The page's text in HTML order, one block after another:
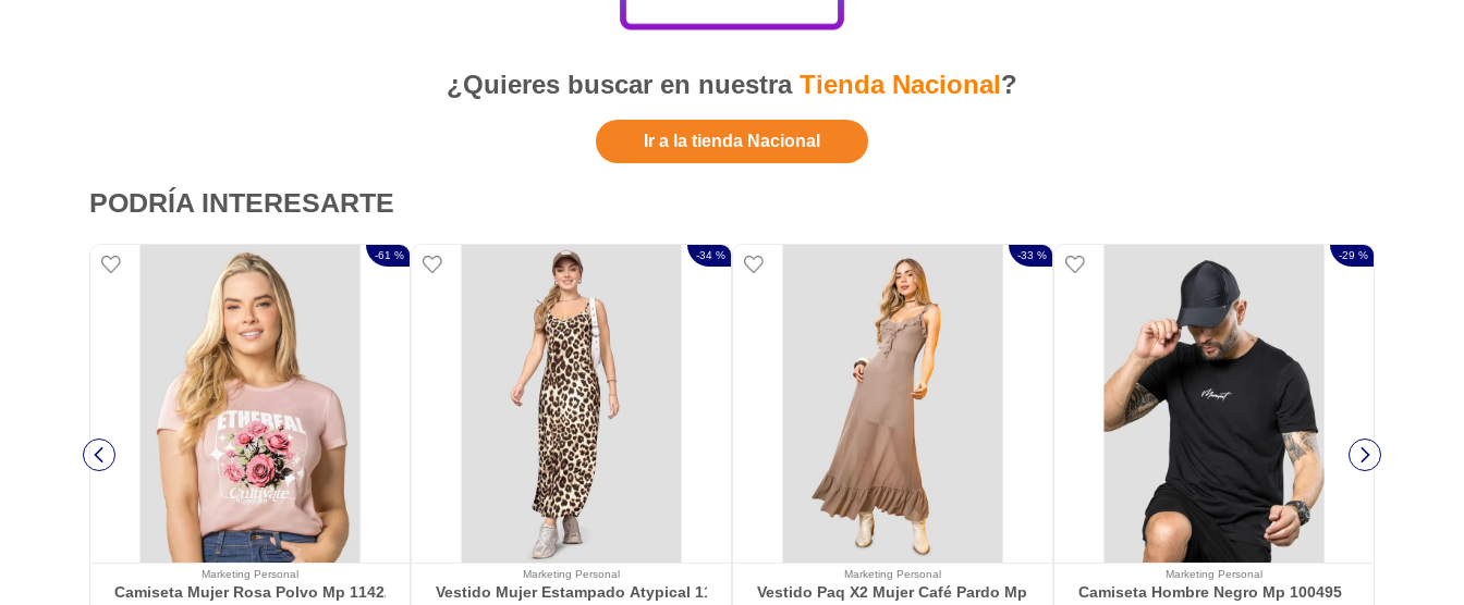
¿Quieres buscar en nuestra Tienda Nacional?
Ir a la tienda Nacional
PODRÍA INTERESARTE
-61 %
Marketing Personal
Camiseta Mujer Rosa Polvo Mp 114226
-34 %
Marketing Personal
Vestido Mujer Estampado Atypical 113802
-33 %
Marketing Personal
Vestido Paq X2 Mujer Café Pardo Mp 114363
-29 %
Marketing Personal
Camiseta Hombre Negro Mp 100495